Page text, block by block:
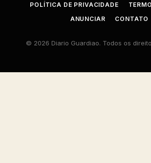
POLÍTICA DE PRIVACIDADE
ANUNCIAR
CONTATO
© 2026 Diario Guardiao. Todos os